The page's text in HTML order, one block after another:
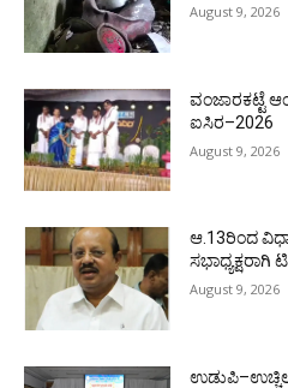
August 9, 2026
ವಂಜಾರಕಟ್ಟೆ
ಐಸಿರ–2026
August 9, 2026
ಆ.13ರಿಂದ
August 9, 2026